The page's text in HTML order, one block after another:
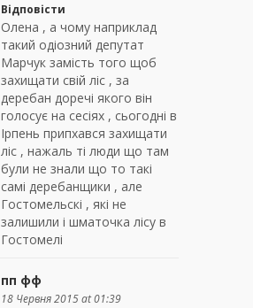
Відповісти
Олена , а чому наприклад
такий одiозний депутат
Марчук замiсть того щоб
захищати свiй лic , за
деребан доречi якого він
голосує на сесiях , сьогоднi в
Iрпень припхався захищати
ліс , нажаль ті люди що там
були не знали що то такі
самі деребанщики , але
Гостомельскі , які не
залишили і шматочка лісу в
Гостомелі
пп фф
18 Червня 2015 at 01:39